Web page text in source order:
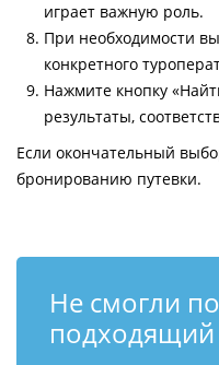
играет важную роль.
При необходимости
конкретного
Нажмите кнопку
результаты,
Если окончательный
бронированию путевки.
Не смогли
подходящий